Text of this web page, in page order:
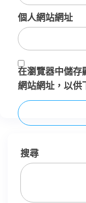
個人網站網址
在瀏覽器中儲存
網站網址，以供
搜尋